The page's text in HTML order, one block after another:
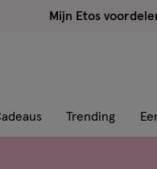
Mijn Etos
Trending